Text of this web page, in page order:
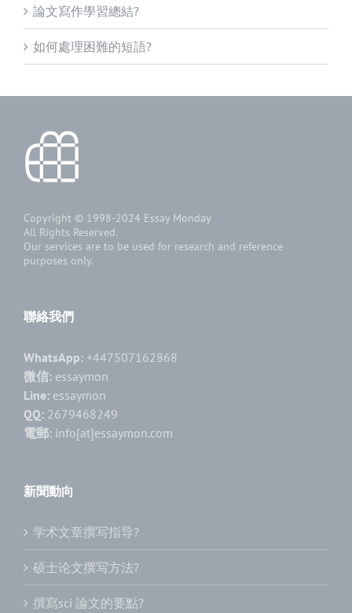
論文寫作學習總結?
如何處理困難的短語?
Copyright © 1998-2024 Essay Monday
All Rights Reserved.
Our services are to be used for research and reference
purposes only.
聯絡我們
WhatsApp: +447507162868
微信: essaymon
Line: essaymon
QQ: 2679468249
電郵: info[at]essaymon.com
新聞動向
学术文章撰写指导?
硕士论文撰写方法?
撰寫sci 論文的要點?